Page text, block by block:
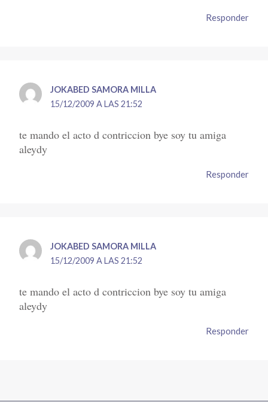
Responder
JOKABED SAMORA MILLA
15/12/2009 A LAS 21:52
te mando el acto d contriccion bye soy tu amiga
aleydy
Responder
JOKABED SAMORA MILLA
15/12/2009 A LAS 21:52
te mando el acto d contriccion bye soy tu amiga
aleydy
Responder